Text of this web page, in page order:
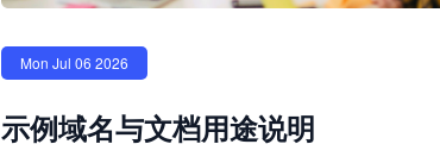
Mon Jul 06 2026
示例域名与文档用途说明